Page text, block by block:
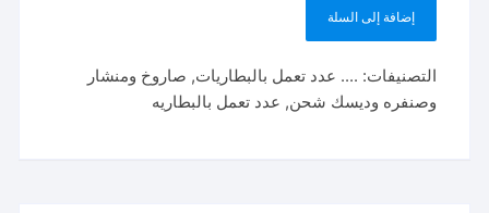
كمية
صاروخ
20
إضافة إلى السلة
التصنيفات: .... عدد تعمل بالبطاريات, صاروخ ومنشار
وصنفره وديسك شحن, عدد تعمل بالبطاريه